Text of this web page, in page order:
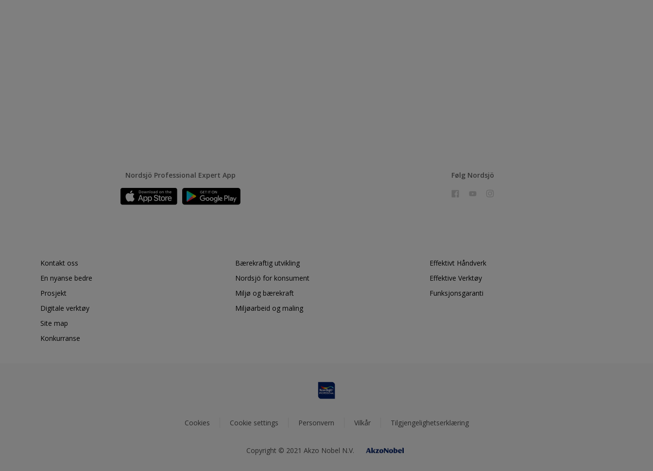
Nordsjö Professional Expert App Følg Nordsjö
Kontakt oss
En nyanse bedre
Prosjekt
Digitale verktøy
Site map
Konkurranse
Bærekraftig utvikling
Nordsjö for konsument
Miljø og bærekraft
Miljøarbeid og maling
Effektivt Håndverk
Effektive Verktøy
Funksjonsgaranti
Cookies Cookie settings Personvern Vilkår Tilgjengelighetserklæring
Copyright © 2021 Akzo Nobel N.V.